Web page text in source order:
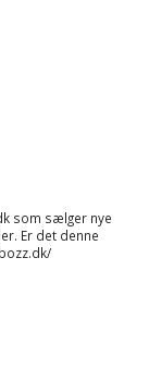
som sælger nye
. Er det denne